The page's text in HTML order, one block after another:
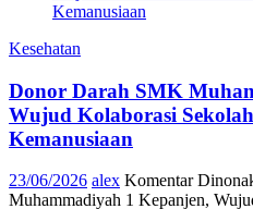
Kesehatan
Donor Darah SMK
Wujud Kolaborasi
Kemanusiaan
23/06/2026 alex Komentar
Muhammadiyah 1 Kepanjen,